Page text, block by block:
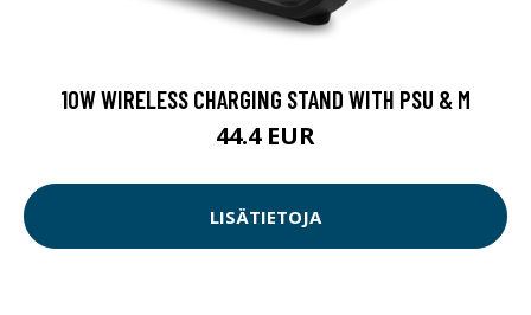
10W WIRELESS CHARGING STAND WITH PSU & M
44.4 EUR
LISÄTIETOJA